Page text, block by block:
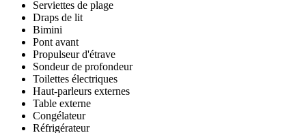
Serviettes de plage
Draps de lit
Bimini
Pont avant
Propulseur d'étrave
Sondeur de profondeur
Toilettes électriques
Haut-parleurs externes
Table externe
Congélateur
Réfrigérateur